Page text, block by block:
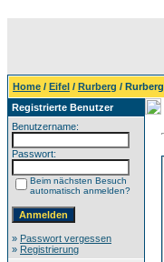
Home / Eifel / Rurberg / Rurberg
Registrierte Benutzer
Benutzername:
Passwort:
Beim nächsten Besuch
automatisch anmelden?
» Passwort vergessen
» Registrierung